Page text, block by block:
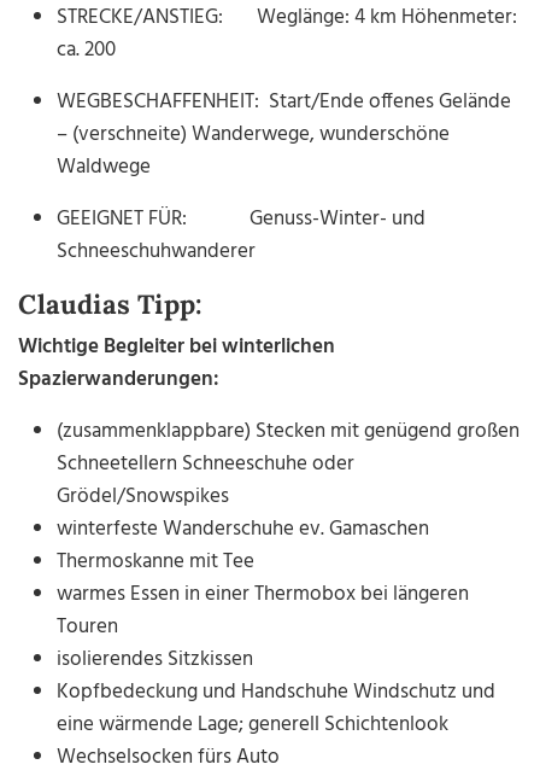
STRECKE/ANSTIEG: Weglänge: 4 km Höhenmeter:
ca. 200
WEGBESCHAFFENHEIT: Start/Ende offenes Gelände
– (verschneite) Wanderwege, wunderschöne
Waldwege
GEEIGNET FÜR: Genuss-Winter- und
Schneeschuhwanderer
Claudias Tipp:
Wichtige Begleiter bei winterlichen
Spazierwanderungen:
(zusammenklappbare) Stecken mit genügend großen
Schneetellern Schneeschuhe oder
Grödel/Snowspikes
winterfeste Wanderschuhe ev. Gamaschen
Thermoskanne mit Tee
warmes Essen in einer Thermobox bei längeren
Touren
isolierendes Sitzkissen
Kopfbedeckung und Handschuhe Windschutz und
eine wärmende Lage; generell Schichtenlook
Wechselsocken fürs Auto